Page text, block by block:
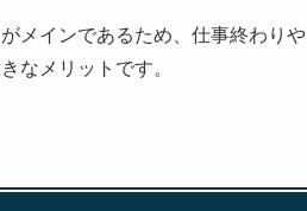
メインであるため、仕事終わりや
なメリットです。